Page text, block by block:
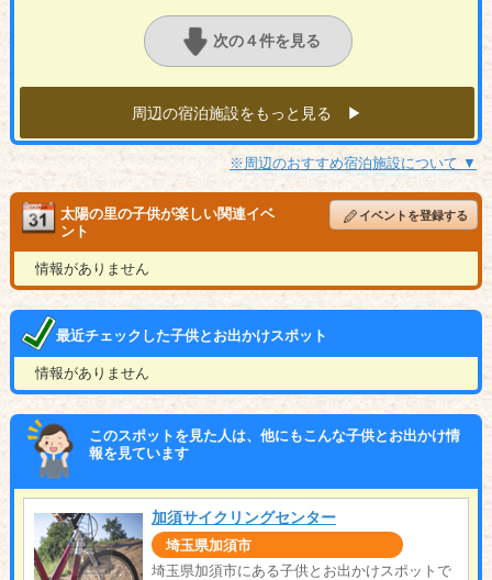
次の４件を見る
周辺の宿泊施設をもっと見る ▶︎
※周辺のおすすめ宿泊施設について ▼
太陽の里の子供が楽しい関連イベ
ント
イベントを登録する
情報がありません
最近チェックした子供とお出かけスポット
情報がありません
このスポットを見た人は、他にもこんな子供とお出かけ情
報を見ています
加須サイクリングセンター
埼玉県加須市
埼玉県加須市にある子供とお出かけスポットで